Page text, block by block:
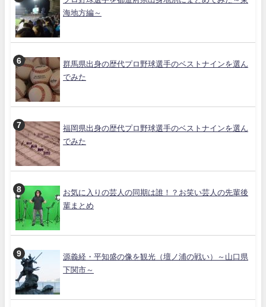
海地方編～
群馬県出身の歴代プロ野球選手のベストナインを選ん
でみた
福岡県出身の歴代プロ野球選手のベストナインを選ん
でみた
お気に入りの芸人の同期は誰！？お笑い芸人の先輩後
輩まとめ
源義経・平知盛の像を観光（壇ノ浦の戦い）～山口県
下関市～